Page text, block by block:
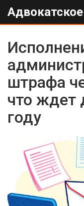
штрафа
что ждет
году